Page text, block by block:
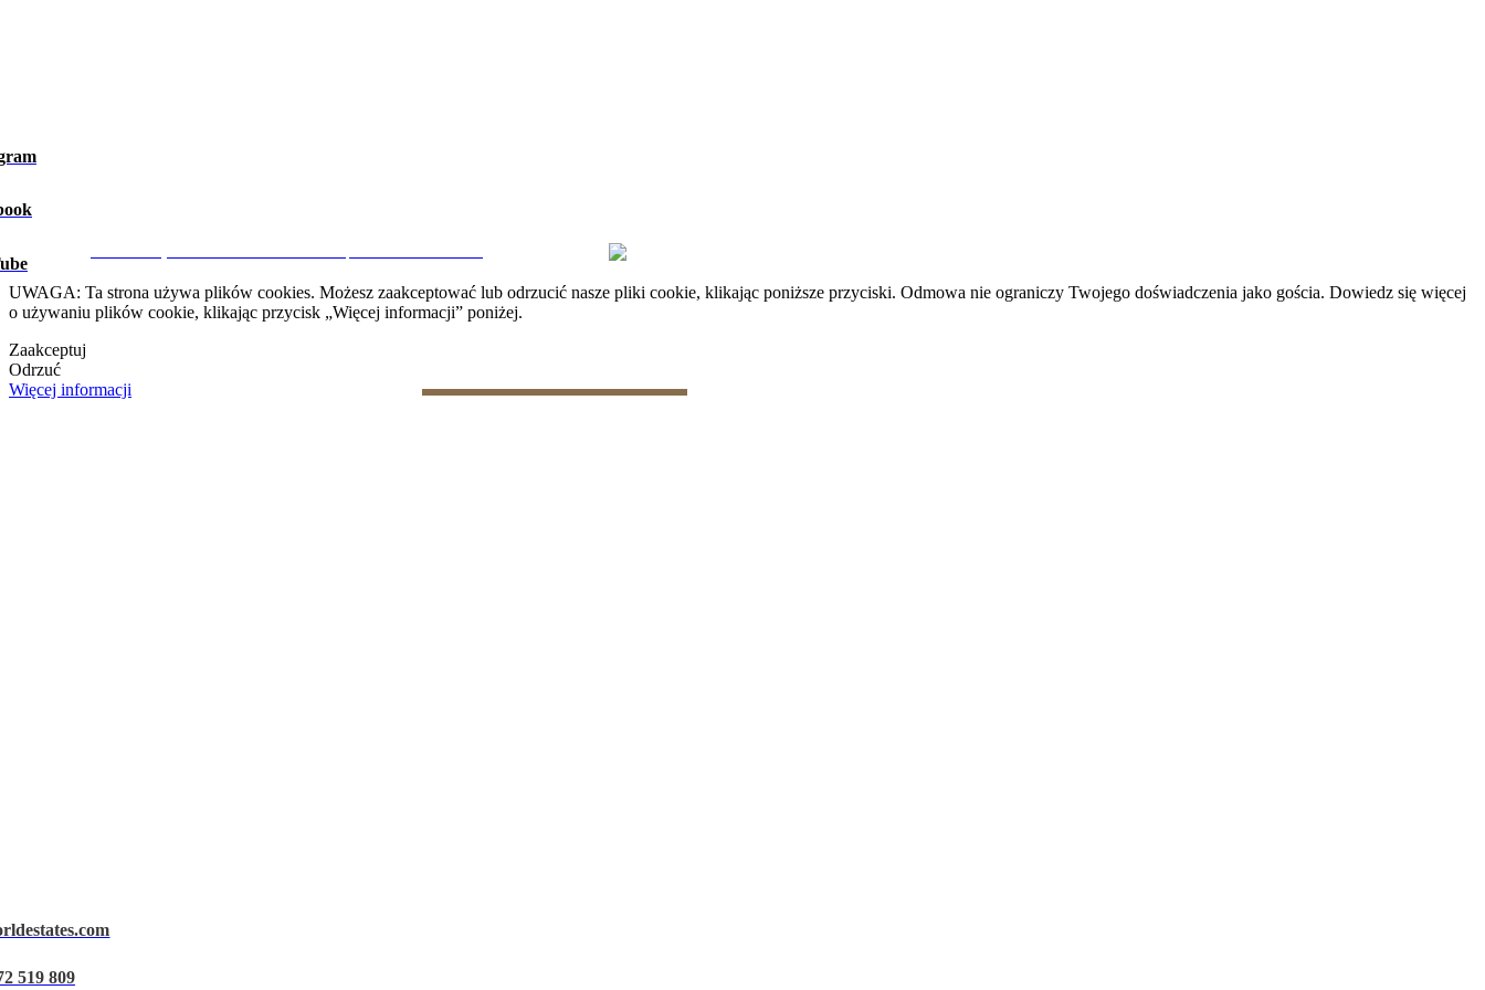
519 809
UWAGA: Ta strona używa plików cookies. Możesz zaakceptować lub odrzucić nasze pliki cookie, klikając poniższe przyciski. Odmowa nie ograniczy Twojego doświadczenia jako gościa. Dowiedz się więcej
o używaniu plików cookie, klikając przycisk „Więcej informacji” poniżej.
Zaakceptuj
Odrzuć
Więcej informacji